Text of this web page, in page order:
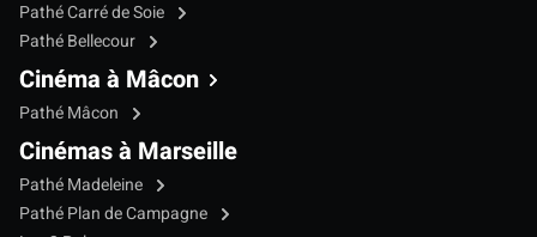
Pathé Carré de Soie
Pathé Bellecour
Cinéma à Mâcon
Pathé Mâcon
Cinémas à Marseille
Pathé Madeleine
Pathé Plan de Campagne